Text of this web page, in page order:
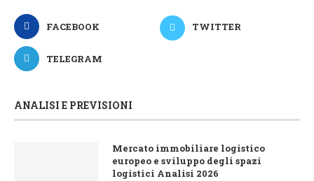
FACEBOOK TWITTER
TELEGRAM
ANALISI E PREVISIONI
Mercato immobiliare logistico
europeo e sviluppo degli spazi
logistici Analisi 2026